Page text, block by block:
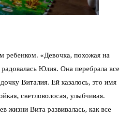
ребенком. «Девочка, похожая на
Юлия. Она перебрала все
Виталия. Ей казалось, это имя
светловолосая, улыбчивая.
жизни Вита развивалась, как все